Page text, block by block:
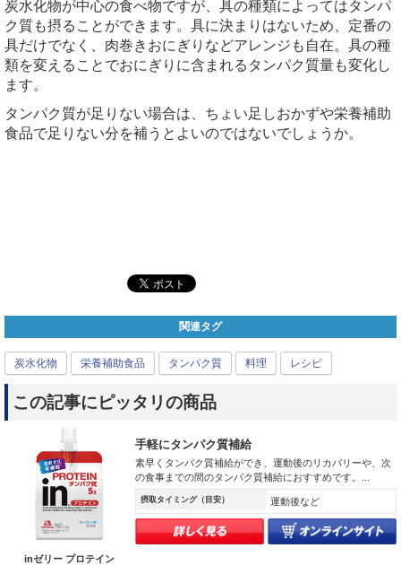
炭水化物が中心の食べ物ですが、具の種類によってはタンパ
ク質も摂ることができます。具に決まりはないため、定番の
具だけでなく、肉巻きおにぎりなどアレンジも自在。具の種
類を変えることでおにぎりに含まれるタンパク質量も変化し
ます。
タンパク質が足りない場合は、ちょい足しおかずや栄養補助
食品で足りない分を補うとよいのではないでしょうか。
関連タグ
炭水化物 栄養補助食品 タンパク質 料理 レシピ
この記事にピッタリの商品
inゼリー プロテイン
手軽にタンパク質補給
素早くタンパク質補給ができ、運動後のリカバリーや、次
の食事までの間のタンパク質補給におすすめです。...
摂取タイミング（目安） 運動後など